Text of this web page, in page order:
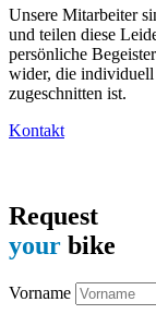
Unsere Mitarbeiter
und teilen diese
persönliche
wider, die individuell
zugeschnitten ist.
Kontakt
Request
your bike
Vorname